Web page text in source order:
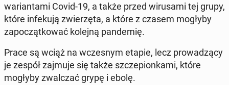
wari­anta­mi Covid-19, a także przed wirusa­mi tej grupy,
które in­feku­ją zwierzę­ta, a które z czasem mogłyby
za­poc­zątkować kolejną pan­demię.
Prace są wciąż na wczes­nym etapie, lecz prowadzą­cy
je zespół zajmuje się także szczepi­onka­mi, które
mogłyby zwal­czać grypę i ebolę.